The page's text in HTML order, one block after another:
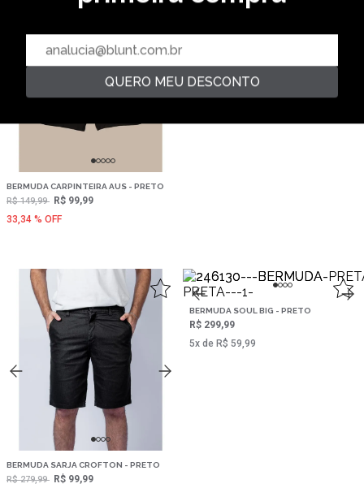
BERMUDA CARPINTEIRA AUS - PRETO
R$ 149,99 R$ 99,99
33,34 % OFF
R$ 249,99
,
BERMUDA SARJA CROFTON - PRETO
R$ 279,99 R$ 99,99
BERMUDA SOUL BIG - PRETO
R$ 299,99
5‌x de R$ 59,99
QUERO MEU DESCONTO